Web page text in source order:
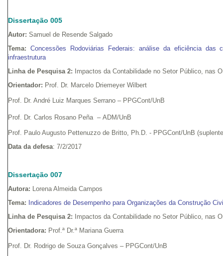
Dissertação 005
Autor: Samuel de Resende Salgado
Tema: Concessões Rodoviárias Federais: análise da eficiência
infraestrutura
Linha de Pesquisa 2: Impactos da Contabilidade no Setor Público, nas
Orientador: Prof. Dr. Marcelo Driemeyer Wilbert
Prof. Dr. André Luiz Marques Serrano – PPGCont/UnB
Prof. Dr. Carlos Rosano Peña – ADM/UnB
Prof. Paulo Augusto Pettenuzzo de Britto, Ph.D. - PPGCont/UnB
Data da defesa: 7/2/2017
Dissertação 007
Autora: Lorena Almeida Campos
Tema:
Indicadores de Desempenho para Organizações da Construção
Linha de Pesquisa 2: Impactos da Contabilidade no Setor Público, nas
Orientadora: Prof.ª Dr.ª Mariana Guerra
Prof. Dr. Rodrigo de Souza Gonçalves – PPGCont/UnB